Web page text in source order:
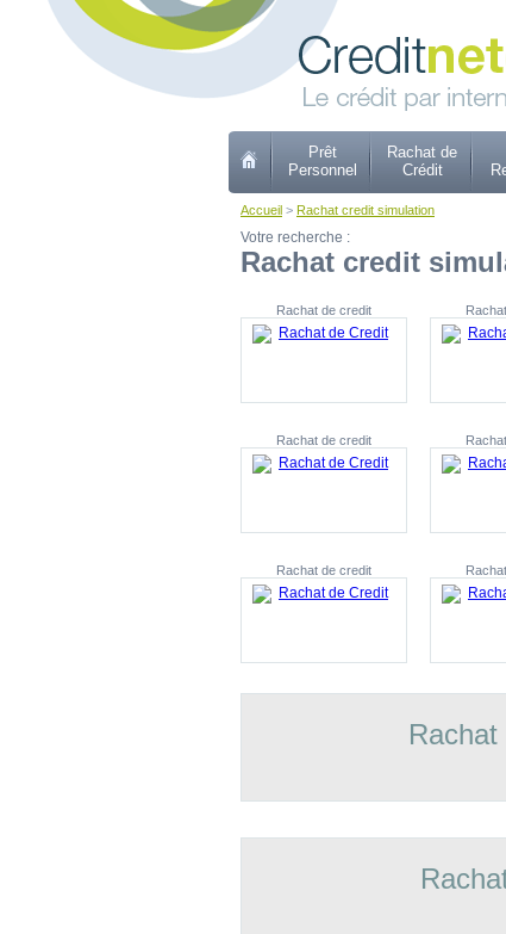
Prêt
Personnel
Rachat de
Crédit
Accueil > Rachat credit simulation
Votre recherche :
Rachat credit
Rachat de credit
Rachat de credit
Rachat de credit